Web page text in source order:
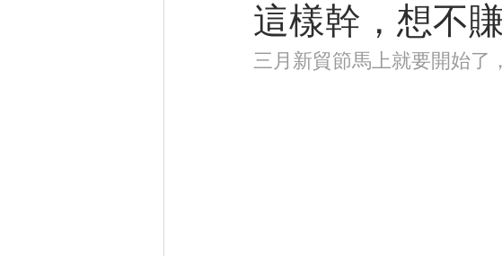
品牌經營 互聯網人物 騰訊
這樣幹，想不
三月新貿節馬上就要開始了